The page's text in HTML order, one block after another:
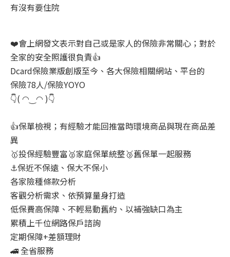
有沒有要住院
❤️會上網發文表示對自己或是家人的保險非常關心；對於
全家的安全照護很負責👍
Dcard保險業版創版至今、各大保險相關網站、平台的
保險78人/保險YOYO
👇( ◠‿◠ )👇
👍保單檢視；有經驗才能回推當時環境商品與現在商品差
異
🥇投保經驗豐富🥈家庭保單統整🥉舊保單一起服務
⚓保近不保遠、保大不保小
各家險種條款分析
客觀分析需求、依預算量身打造
低保費高保障、不輕易動舊約、以補強缺口為主
累積上千位網路保戶諮詢
定期保障+差額理財
🚄 全省服務